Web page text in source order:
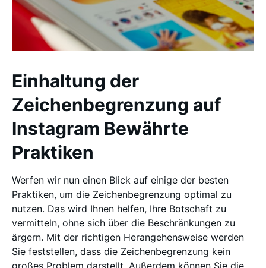
Einhaltung der
Zeichenbegrenzung auf
Instagram Bewährte
Praktiken
Werfen wir nun einen Blick auf einige der besten
Praktiken, um die Zeichenbegrenzung optimal zu
nutzen. Das wird Ihnen helfen, Ihre Botschaft zu
vermitteln, ohne sich über die Beschränkungen zu
ärgern. Mit der richtigen Herangehensweise werden
Sie feststellen, dass die Zeichenbegrenzung kein
großes Problem darstellt. Außerdem können Sie die